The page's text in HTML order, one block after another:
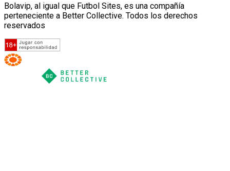
Bolavip, al igual que Futbol Sites, es una compañía
perteneciente a Better Collective. Todos los derechos
reservados